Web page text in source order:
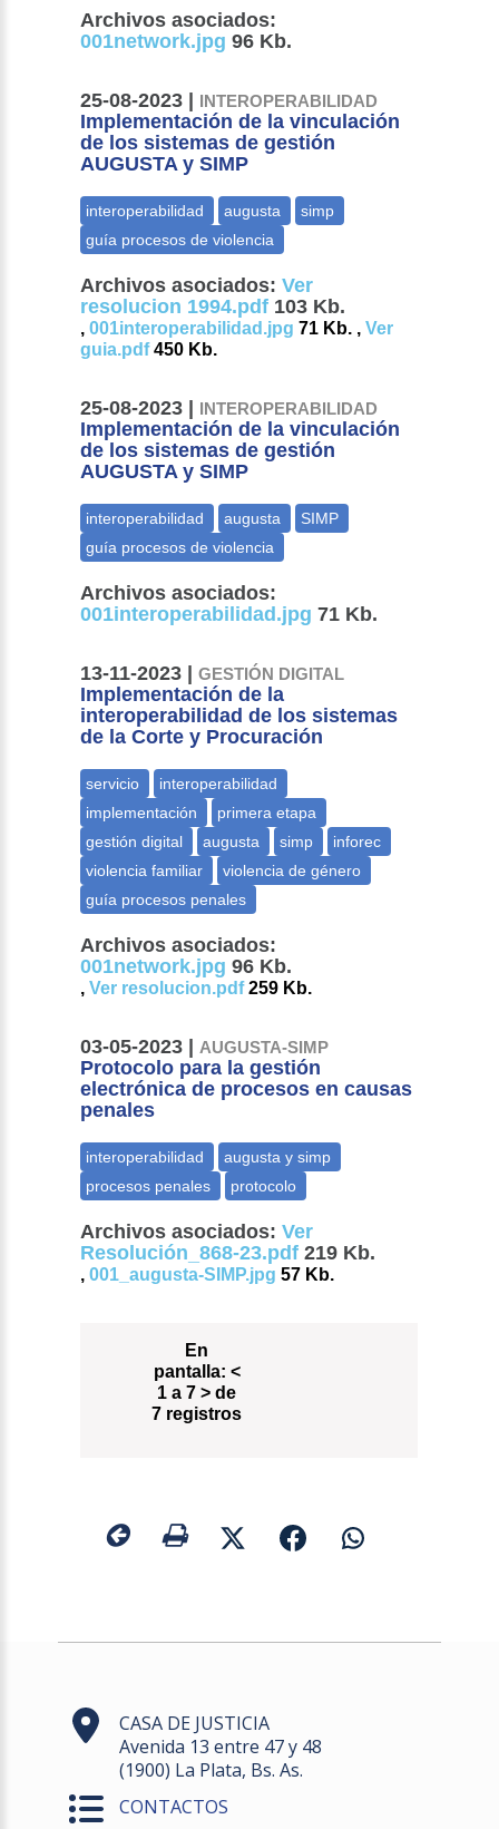
Archivos asociados:
001network.jpg 96 Kb.
25-08-2023 | INTEROPERABILIDAD
Implementación de la vinculación
de los sistemas de gestión
AUGUSTA y SIMP
Archivos asociados: Ver
resolucion 1994.pdf 103 Kb.
,001interoperabilidad.jpg 71 Kb. ,Ver
guia.pdf450 Kb.
25-08-2023 | INTEROPERABILIDAD
Implementación de la vinculación
de los sistemas de gestión
AUGUSTA y SIMP
Archivos asociados:
001interoperabilidad.jpg 71 Kb.
13-11-2023 |GESTIÓN DIGITAL
Implementación de la
interoperabilidad de los sistemas
de la Corte y Procuración
Archivos asociados:
001network.jpg 96 Kb.
,Ver resolucion.pdf259 Kb.
03-05-2023 |AUGUSTA-SIMP
Protocolo para la gestión
electrónica de procesos en causas
penales
Archivos asociados: Ver
Resolución_868-23.pdf 219 Kb.
,001_augusta-SIMP.jpg 57 Kb.
En
pantalla: <
1 a 7 > de
7 registros
CASA DE JUSTICIA
Avenida 13 entre 47 y 48
(1900) La Plata, Bs. As.
CONTACTOS